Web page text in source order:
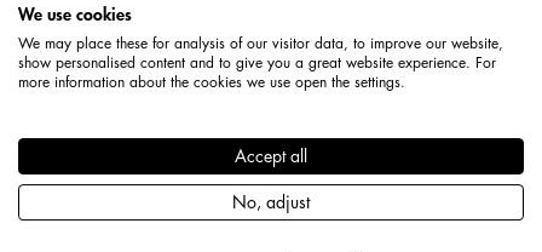
1115565000117
1115568020117 0,098 kg 200 mm
1115584090117 0,118 kg 300 mm
We use cookies
We may place these for analysis of our visitor data, to improve our website,
show personalised content and to give you a great website experience. For
more information about the cookies we use open the settings.
Accept all
No, adjust